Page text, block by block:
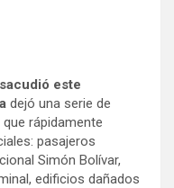
este
dejó una serie de
rápidamente
pasajeros
Simón Bolívar,
edificios dañados